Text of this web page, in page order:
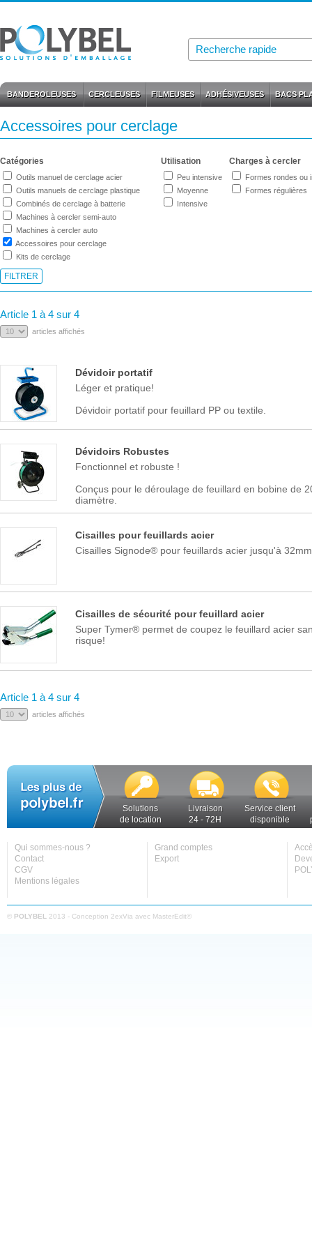
BANDEROLEUSES CERCLEUSES FILMEUSES ADHÉSIVEUSES BACS
Accessoires pour cerclage
Catégories
Outils manuel de cerclage acier
Outils manuels de cerclage plastique
Combinés de cerclage à batterie
Machines à cercler semi-auto
Machines à cercler auto
Accessoires pour cerclage
Kits de cerclage
Utilisation
Peu intensive
Moyenne
Intensive
Charges à cercler
Formes rondes ou
Formes régulières
Article 1 à 4 sur 4
articles affichés
Dévidoir portatif
Léger et pratique!
Dévidoir portatif pour feuillard PP ou textile.
Dévidoirs Robustes
Fonctionnel et robuste !
Conçus pour le déroulage de feuillard en bobine de
diamètre.
Cisailles pour feuillards acier
Cisailles Signode® pour feuillards acier jusqu'à
Cisailles de sécurité pour feuillard acier
Super Tymer® permet de coupez le feuillard acier
risque!
Article 1 à 4 sur 4
articles affichés
Solutions
de location
Livraison
24 - 72H
Service client
disponible
Qui sommes-nous ?
Contact
CGV
Mentions légales
Grand comptes
Export
© POLYBEL 2013 - Conception 2exVia avec MasterEdit©